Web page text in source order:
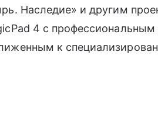
Наследие» и другим
4 с
к